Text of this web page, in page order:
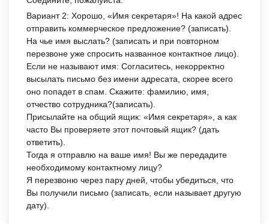
Вариант 2: Хорошо, «Имя секретаря»! На какой адрес
отправить коммерческое предложение? (записать).
На чье имя выслать? (записать и при повторном
перезвоне уже спросить названное контактное лицо).
Если не называют имя: Согласитесь, некорректно
высылать письмо без имени адресата, скорее всего
оно попадет в спам. Скажите: фамилию, имя,
отчество сотрудника?(записать).
Присылайте на общий ящик: «Имя секретаря», а как
часто Вы проверяете этот почтовый ящик? (дать
ответить).
Тогда я отправлю на ваше имя! Вы же передадите
необходимому контактному лицу?
Я перезвоню через пару дней, чтобы убедиться, что
Вы получили письмо (записать, если называет другую
дату).